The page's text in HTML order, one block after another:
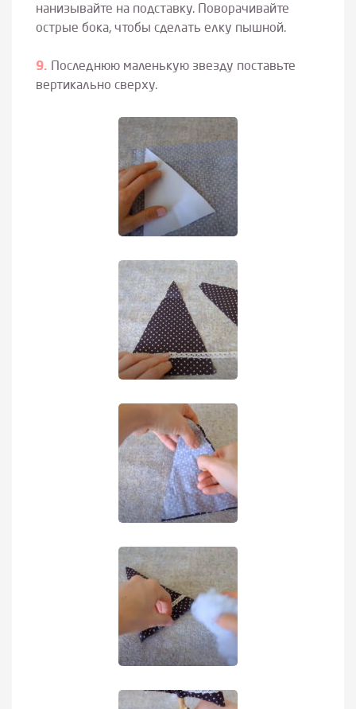
нанизывайте на подставку. Поворачивайте
острые бока, чтобы сделать елку пышной.
Последнюю маленькую звезду поставьте
вертикально сверху.